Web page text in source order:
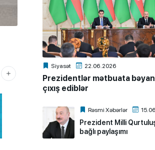
Siyasət 22.06.2026
Prezidentlər mətbuata
çıxış ediblər
Rəsmi Xəbərlər
Prezident Milli
bağlı paylaşımı